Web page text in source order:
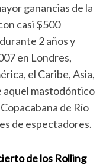
ganancias de la
casi $500
2 años y
en Londres,
el Caribe, Asia,
aquel mastodóntico
de Río
de espectadores.
de los Rolling